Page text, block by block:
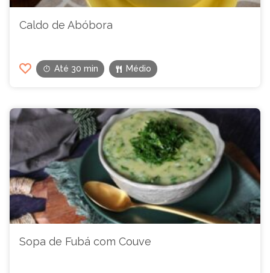
Caldo de Abóbora
Até 30 min Médio
Sopa de Fubá com Couve